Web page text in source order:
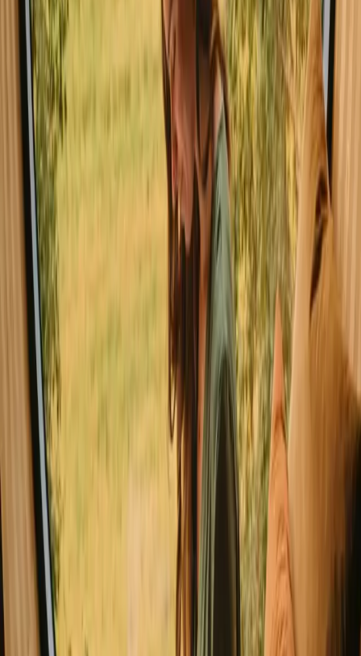
Oplev hytte ophold i Gard tæt på
naturen
Oplev den unikke charme ved at bo i en hytte i Gard, hvor naturen
omfavner dig. Området byder på en rig biodiversitet og naturskønne
landskaber, der gør det ideelt til udendørs ophold. Med i alt 3
tilgængelige hytter og faciliteter som legeplads, wifi og varmt vand,
er Gard et perfekt valg for familier og par. Hytter i Gard varierer i
størrelse og faciliteter, fra små hyggelige bygninger til større
familievillaer.
Læs mere
Udforsk hytter på andre steder
Hytter i Aude
Udforsk hytter i andre regioner
Hytter i Grand Est
Udforsk hytter i andre lande
Hytter i Danmark Hytter i Sverige Hytter i Holland
Hytter i Portugal
Hytter i Spanien
Godt at vide inden du booker hytte
ophold i Gard
Når du planlægger dit ophold i Gard, så overvej
transportmulighederne, da nogle områder kan være afsides. Vær
opmærksom på lokale regler for naturbeskyttelse for at bevare
områdets skønhed. Det kan være en god idé at pakke lidt ekstra til
udendørs aktiviteter og udforske lokale madmuligheder for en
autentisk oplevelse.
Udforsk ophold, der matcher din måde
at opleve naturen på